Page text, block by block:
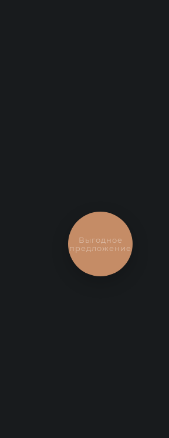
Выгодное
предложение